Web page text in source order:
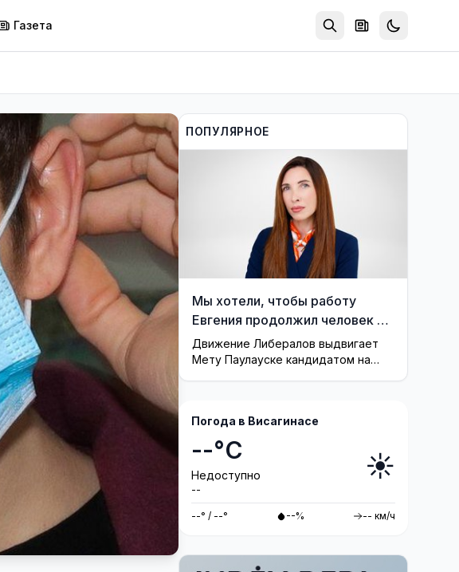
Газета
ПОПУЛЯРНОЕ
Мы хотели, чтобы работу
Евгения продолжил человек из
его близкого окружения —
Висагинское отделение
Либерального движения
Движение Либералов выдвигает
Мету Паулауске кандидатом на
Погода в Висагинасе
--°C
Недоступно
--
☀️
--° / --° --% -- км/ч